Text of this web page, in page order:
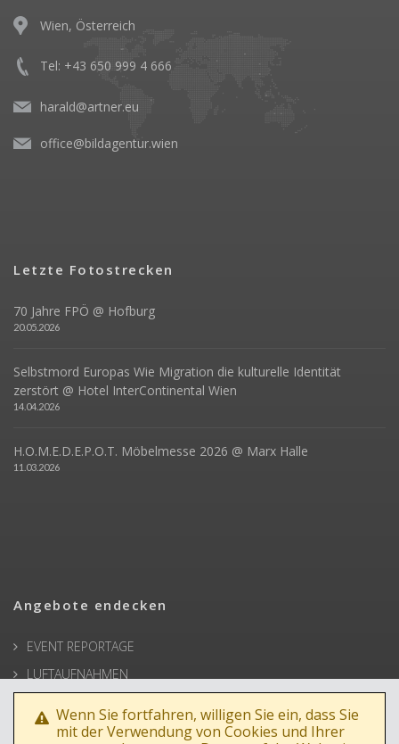
Wien, Österreich
Tel: +43 650 999 4 666
harald@artner.eu
office@bildagentur.wien
Letzte Fotostrecken
70 Jahre FPÖ @ Hofburg
20.05.2026
Selbstmord Europas Wie Migration die kulturelle Identität
zerstört @ Hotel InterContinental Wien
14.04.2026
H.O.M.E.D.E.P.O.T. Möbelmesse 2026 @ Marx Halle
11.03.2026
Angebote endecken
EVENT REPORTAGE
LUFTAUFNAHMEN
BUSINESSPORTRAIT
Wenn Sie fortfahren, willigen Sie ein, dass Sie
mit der Verwendung von Cookies und Ihrer